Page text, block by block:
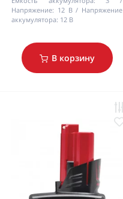
Напряжение: 12 В
Напряжение
аккумулятора: 12 В
В корзину